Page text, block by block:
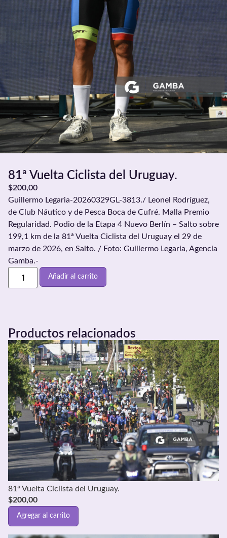
81ª Vuelta Ciclista del Uruguay.
$200,00
Guillermo Legaria-20260329GL-3813./ Leonel Rodríguez,
de Club Náutico y de Pesca Boca de Cufré. Malla Premio
Regularidad. Podio de la Etapa 4 Nuevo Berlín – Salto sobre
199,1 km de la 81ª Vuelta Ciclista del Uruguay el 29 de
marzo de 2026, en Salto. / Foto: Guillermo Legaria, Agencia
Gamba.-
Añadir al carrito
Productos relacionados
81ª Vuelta Ciclista del Uruguay.
$200,00
Agregar al carrito